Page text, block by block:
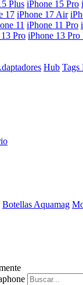
Plus iPhone 15 Pro
17 iPhone 17 Air
11 iPhone 11 Pro
Pro iPhone 13 Pro
Hub Tags
Botellas Aquamag